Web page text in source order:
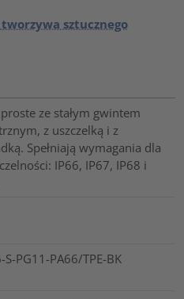
tworzywa sztucznego
proste ze stałym gwintem
z uszczelką i z
Spełniają wymagania dla
IP66, IP67, IP68 i
S-PG11-PA66/TPE-BK